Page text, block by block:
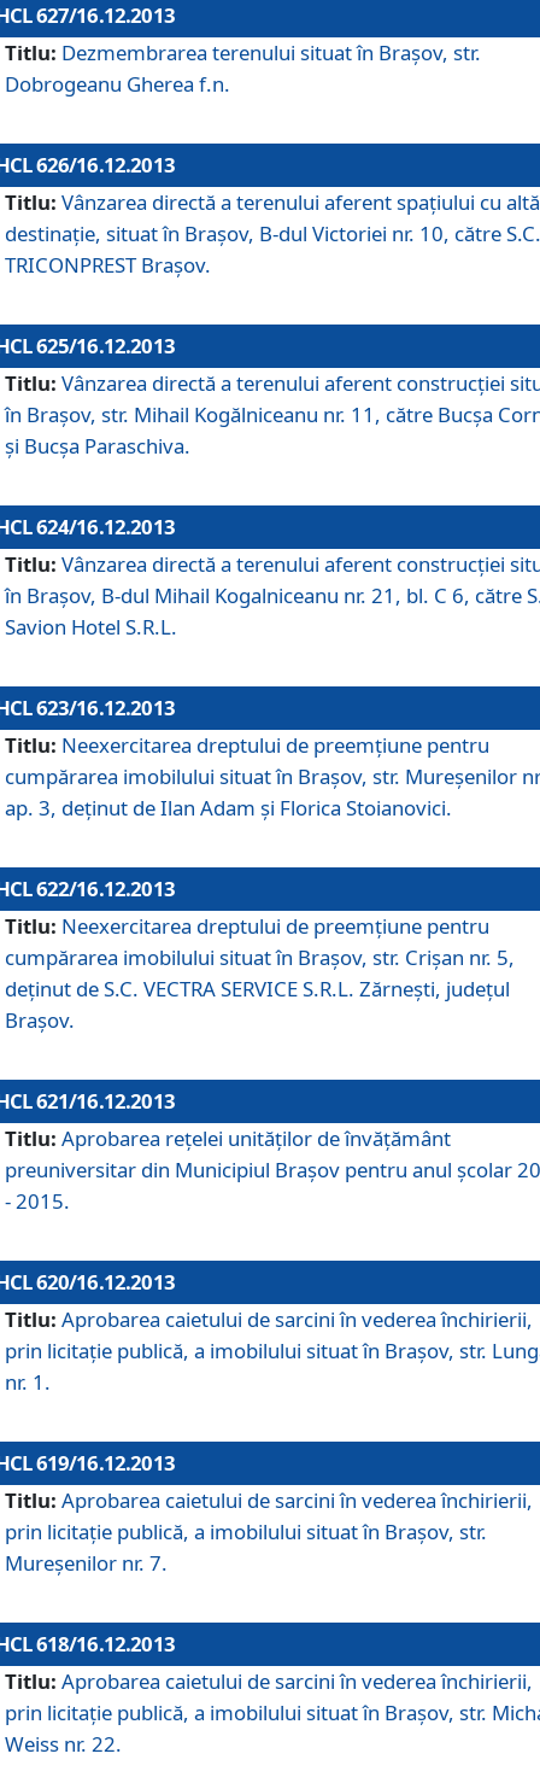
627/16.12.2013
Titlu: Dezmembrarea terenului situat în Braşov, str.
Dobrogeanu Gherea f.n.
626/16.12.2013
Titlu: Vânzarea directă a terenului aferent spaţiului cu altă
destinaţie, situat în Braşov, B-dul Victoriei nr. 10, către S.C.
TRICONPREST Braşov.
625/16.12.2013
Titlu: Vânzarea directă a terenului aferent construcţiei
în Braşov, str. Mihail Kogălniceanu nr. 11, către Bucşa
şi Bucşa Paraschiva.
624/16.12.2013
Titlu: Vânzarea directă a terenului aferent construcţiei
în Braşov, B-dul Mihail Kogalniceanu nr. 21, bl. C 6, către
Savion Hotel S.R.L.
623/16.12.2013
Titlu: Neexercitarea dreptului de preemţiune pentru
cumpărarea imobilului situat în Braşov, str. Mureşenilor
ap. 3, deţinut de Ilan Adam şi Florica Stoianovici.
622/16.12.2013
Titlu: Neexercitarea dreptului de preemţiune pentru
cumpărarea imobilului situat în Braşov, str. Crişan nr. 5,
deţinut de S.C. VECTRA SERVICE S.R.L. Zărneşti, judeţul
Braşov.
621/16.12.2013
Titlu: Aprobarea reţelei unităţilor de învăţământ
preuniversitar din Municipiul Braşov pentru anul şcolar
- 2015.
620/16.12.2013
Titlu: Aprobarea caietului de sarcini în vederea închirierii,
prin licitaţie publică, a imobilului situat în Braşov, str.
nr. 1.
619/16.12.2013
Titlu: Aprobarea caietului de sarcini în vederea închirierii,
prin licitaţie publică, a imobilului situat în Braşov, str.
Mureşenilor nr. 7.
618/16.12.2013
Titlu: Aprobarea caietului de sarcini în vederea închirierii,
prin licitaţie publică, a imobilului situat în Braşov, str.
Weiss nr. 22.